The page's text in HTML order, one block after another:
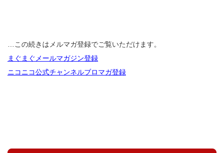
…この続きはメルマガ登録でご覧いただけます。
まぐまぐメールマガジン登録
ニコニコ公式チャンネルブロマガ登録